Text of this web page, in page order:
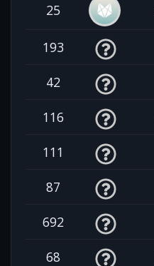
25
193
42
116
111
87
692
68